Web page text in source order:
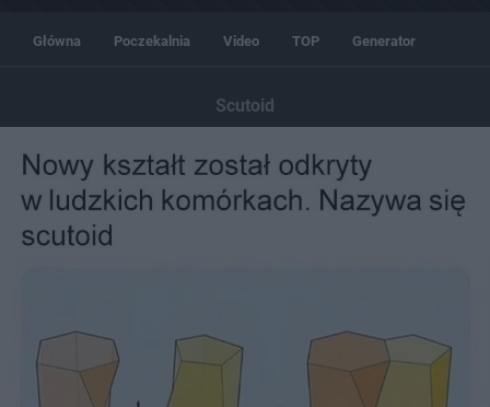
Główna Poczekalnia Video TOP Generator
Scutoid